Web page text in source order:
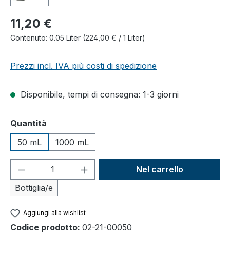
11,20 €
Contenuto: 0.05 Liter (224,00 € / 1 Liter)
Prezzi incl. IVA più costi di spedizione
Disponibile, tempi di consegna: 1-3 giorni
Seleziona
Quantità
50 mL
1000 mL
Quantità del prodotto: inserisci la
Bottiglia/e
Nel carrello
Aggiungi alla wishlist
Codice prodotto: 02-21-00050